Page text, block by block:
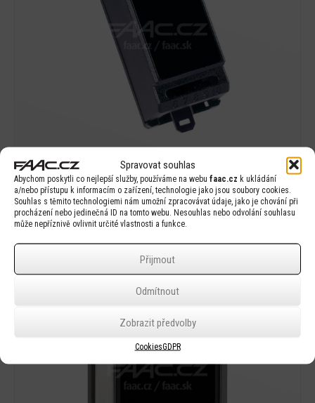
Spravovat souhlas
Abychom poskytli co nejlepší služby, používáme na webu faac.cz k ukládání
a/nebo přístupu k informacím o zařízení, technologie jako jsou soubory cookies.
Souhlas s těmito technologiemi nám umožní zpracovávat údaje, jako je chování při
procházení nebo jedinečná ID na tomto webu. Nesouhlas nebo odvolání souhlasu
může nepříznivě ovlivnit určité vlastnosti a funkce.
Přijmout
Odmítnout
Zobrazit předvolby
CookiesGDPR
BUS-Relay 2-kanál
Detail